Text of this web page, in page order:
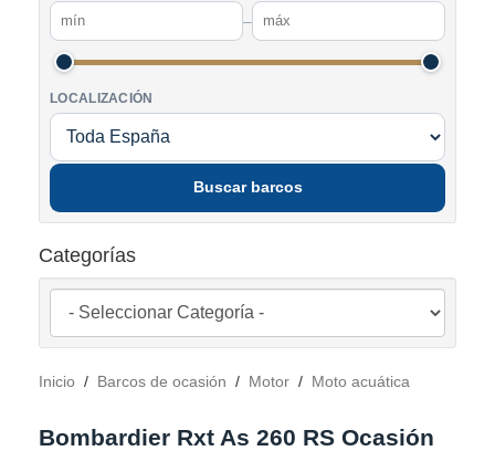
–
LOCALIZACIÓN
Buscar barcos
Categorías
Inicio / Barcos de ocasión / Motor / Moto acuática
Bombardier Rxt As 260 RS Ocasión